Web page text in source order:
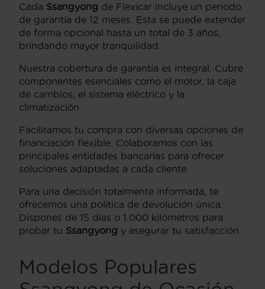
Cada Ssangyong de Flexicar incluye un periodo
de garantía de 12 meses. Esta se puede extender
de forma opcional hasta un total de 3 años,
brindando mayor tranquilidad.
Nuestra cobertura de garantía es integral. Cubre
componentes esenciales como el motor, la caja
de cambios, el sistema eléctrico y la
climatización.
Facilitamos tu compra con diversas opciones de
financiación flexible. Colaboramos con las
principales entidades bancarias para ofrecer
soluciones adaptadas a cada cliente.
Para una decisión totalmente informada, te
ofrecemos una política de devolución única.
Dispones de 15 días o 1.000 kilómetros para
probar tu Ssangyong y asegurar tu satisfacción.
Modelos Populares